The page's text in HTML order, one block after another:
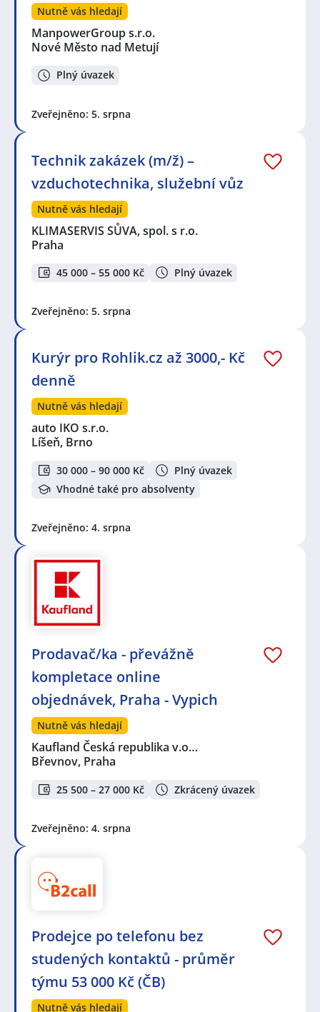
Nutně vás hledají
ManpowerGroup s.r.o.
Nové Město nad Metují
Plný úvazek
Zveřejněno: 5. srpna
Technik zakázek (m/ž) –
vzduchotechnika, služební vůz
Nutně vás hledají
KLIMASERVIS SŮVA, spol. s r.o.
Praha
45 000 – 55 000 Kč Plný úvazek
Zveřejněno: 5. srpna
Kurýr pro Rohlik.cz až 3000,- Kč
denně
Nutně vás hledají
auto IKO s.r.o.
Líšeň, Brno
30 000 – 90 000 Kč
Plný úvazek
Vhodné také pro absolventy
Zveřejněno: 4. srpna
Prodavač/ka - převážně
kompletace online
objednávek, Praha - Vypich
Nutně vás hledají
Kaufland Česká republika v.o…
Břevnov, Praha
25 500 – 27 000 Kč Zkrácený úvazek
Zveřejněno: 4. srpna
Prodejce po telefonu bez
studených kontaktů - průměr
týmu 53 000 Kč (ČB)
Nutně vás hledají